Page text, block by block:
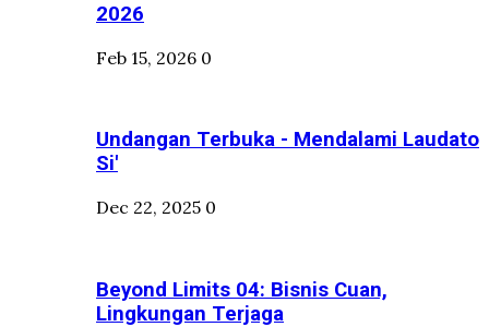
2026
Feb 15, 2026 0
Undangan Terbuka - Mendalami Laudato
Si'
Dec 22, 2025 0
Beyond Limits 04: Bisnis Cuan,
Lingkungan Terjaga